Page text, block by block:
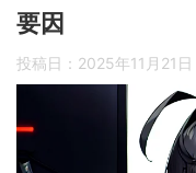
要因
投稿日： 2025年11月21日